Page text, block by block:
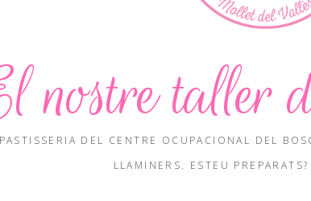
nostre taller
DEL CENTRE OCUPACIONAL DEL
LLAMINERS. ESTEU